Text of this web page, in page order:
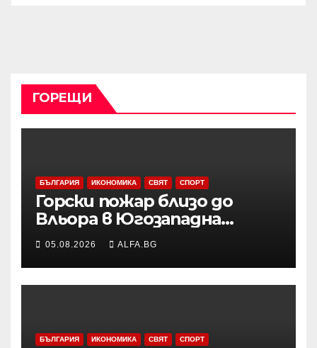
ГОРЕЩИ
БЪЛГАРИЯ ИКОНОМИКА СВЯТ СПОРТ
Горски пожар близо до
Вльора в Югозападна
Албания бушува до
жилищни сгради
05.08.2026 ALFA.BG
БЪЛГАРИЯ ИКОНОМИКА СВЯТ СПОРТ